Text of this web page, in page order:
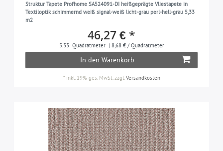
Struktur Tapete Profhome SA524091-DI heißgeprägte Vliestapete in
Textiloptik schimmernd weiß signal-weiß licht-grau perl-hell-grau 5,33
m2
46,27 € *
5.33 Quadratmeter | 8,68 € / Quadratmeter
In den Warenkorb
* inkl. 19% ges. MwSt.zzgl.Versandkosten